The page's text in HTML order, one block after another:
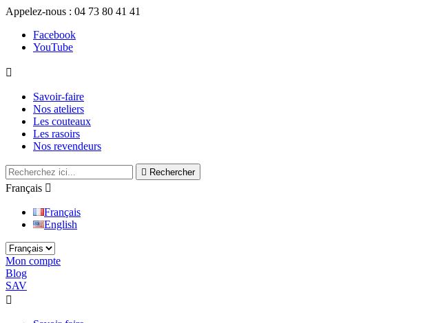
Appelez-nous : 04 73 80 41 41
Facebook
YouTube

Savoir-faire
Nos ateliers
Les couteaux
Les rasoirs
Nos revendeurs
 Rechercher
Français 
Français
English
Mon compte
Blog
SAV
